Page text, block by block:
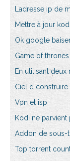
Ladresse ip de
Mettre à jour
Ok google
Game of
En utilisant
Ciel q construire
Vpn et isp
Kodi ne parvient
Addon de sous-
Top torrent